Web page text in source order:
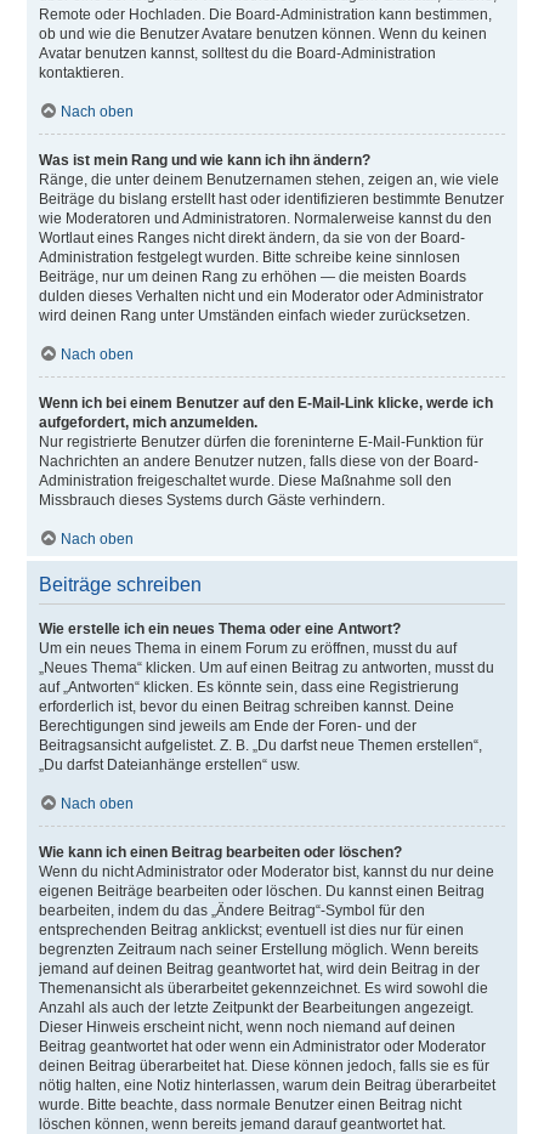
Remote oder Hochladen. Die Board-Administration kann bestimmen,
ob und wie die Benutzer Avatare benutzen können. Wenn du keinen
Avatar benutzen kannst, solltest du die Board-Administration
kontaktieren.
Nach oben
Was ist mein Rang und wie kann ich ihn ändern?
Ränge, die unter deinem Benutzernamen stehen, zeigen an, wie viele
Beiträge du bislang erstellt hast oder identifizieren bestimmte Benutzer
wie Moderatoren und Administratoren. Normalerweise kannst du den
Wortlaut eines Ranges nicht direkt ändern, da sie von der Board-
Administration festgelegt wurden. Bitte schreibe keine sinnlosen
Beiträge, nur um deinen Rang zu erhöhen — die meisten Boards
dulden dieses Verhalten nicht und ein Moderator oder Administrator
wird deinen Rang unter Umständen einfach wieder zurücksetzen.
Nach oben
Wenn ich bei einem Benutzer auf den E-Mail-Link klicke, werde ich
aufgefordert, mich anzumelden.
Nur registrierte Benutzer dürfen die foreninterne E-Mail-Funktion für
Nachrichten an andere Benutzer nutzen, falls diese von der Board-
Administration freigeschaltet wurde. Diese Maßnahme soll den
Missbrauch dieses Systems durch Gäste verhindern.
Nach oben
Beiträge schreiben
Wie erstelle ich ein neues Thema oder eine Antwort?
Um ein neues Thema in einem Forum zu eröffnen, musst du auf
„Neues Thema“ klicken. Um auf einen Beitrag zu antworten, musst du
auf „Antworten“ klicken. Es könnte sein, dass eine Registrierung
erforderlich ist, bevor du einen Beitrag schreiben kannst. Deine
Berechtigungen sind jeweils am Ende der Foren- und der
Beitragsansicht aufgelistet. Z. B. „Du darfst neue Themen erstellen“,
„Du darfst Dateianhänge erstellen“ usw.
Nach oben
Wie kann ich einen Beitrag bearbeiten oder löschen?
Wenn du nicht Administrator oder Moderator bist, kannst du nur deine
eigenen Beiträge bearbeiten oder löschen. Du kannst einen Beitrag
bearbeiten, indem du das „Ändere Beitrag“-Symbol für den
entsprechenden Beitrag anklickst; eventuell ist dies nur für einen
begrenzten Zeitraum nach seiner Erstellung möglich. Wenn bereits
jemand auf deinen Beitrag geantwortet hat, wird dein Beitrag in der
Themenansicht als überarbeitet gekennzeichnet. Es wird sowohl die
Anzahl als auch der letzte Zeitpunkt der Bearbeitungen angezeigt.
Dieser Hinweis erscheint nicht, wenn noch niemand auf deinen
Beitrag geantwortet hat oder wenn ein Administrator oder Moderator
deinen Beitrag überarbeitet hat. Diese können jedoch, falls sie es für
nötig halten, eine Notiz hinterlassen, warum dein Beitrag überarbeitet
wurde. Bitte beachte, dass normale Benutzer einen Beitrag nicht
löschen können, wenn bereits jemand darauf geantwortet hat.